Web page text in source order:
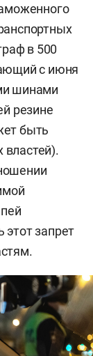
в 500
с июня
шинами
резине
быть
этот запрет